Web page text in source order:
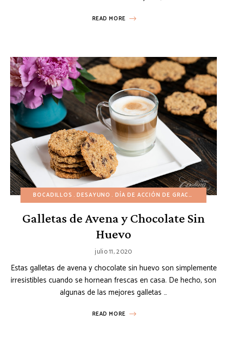
READ MORE
BOCADILLOS DESAYUNO DÍA DE ACCIÓN DE GRACIAS
Galletas de Avena y Chocolate Sin
Huevo
julio 11, 2020
Estas galletas de avena y chocolate sin huevo son simplemente
irresistibles cuando se hornean frescas en casa. De hecho, son
algunas de las mejores galletas …
READ MORE